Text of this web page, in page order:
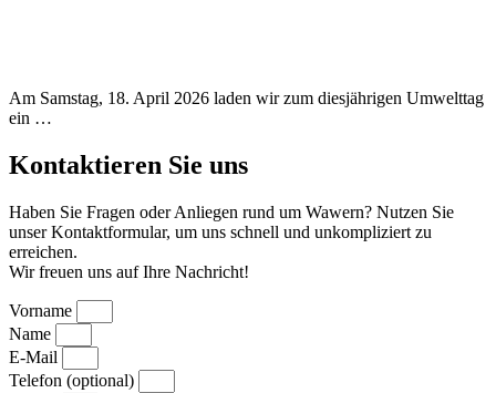
Am Samstag, 18. April 2026 laden wir zum diesjährigen Umwelttag
ein …
Kontaktieren Sie uns
Haben Sie Fragen oder Anliegen rund um Wawern? Nutzen Sie
unser Kontaktformular, um uns schnell und unkompliziert zu
erreichen.
Wir freuen uns auf Ihre Nachricht!
Vorname
Name
E-Mail
Telefon (optional)